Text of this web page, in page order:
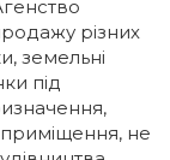
різних
земельні
під
не